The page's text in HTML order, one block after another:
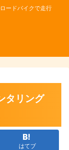
ードバイクで走行
タリング
はてブ